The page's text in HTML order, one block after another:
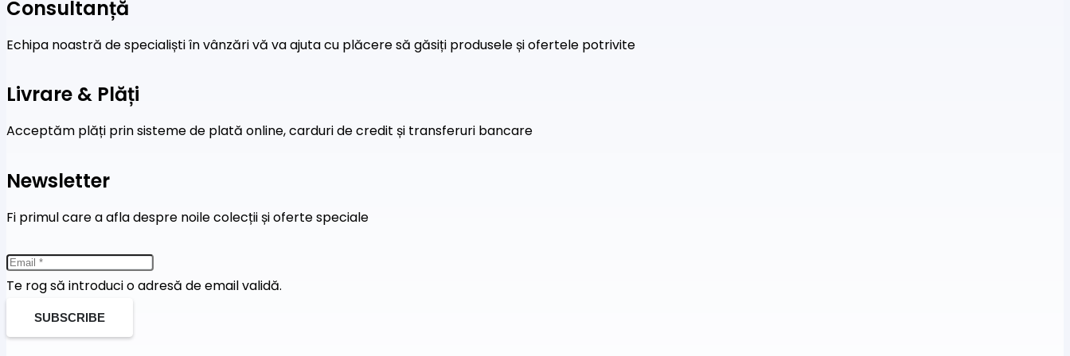
Consultanță
Echipa noastră de specialiști în vânzări vă va ajuta cu plăcere să găsiți produsele și ofertele potrivite
Livrare & Plăți
Acceptăm plăți prin sisteme de plată online, carduri de credit și transferuri bancare
Newsletter
Fi primul care a afla despre noile colecții și oferte speciale
Te rog să introduci o adresă de email validă.
SUBSCRIBE